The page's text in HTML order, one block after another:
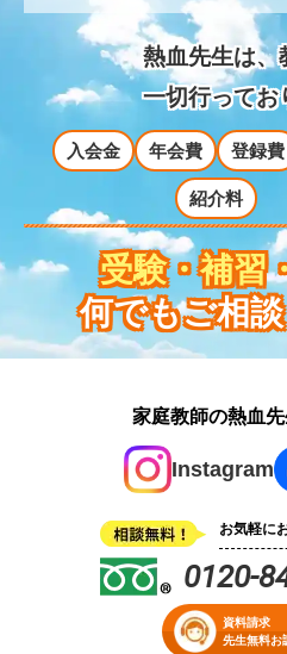
熱血先生は、
一切行ってお
入会金 年会費 登録費
紹介料
受験・補習
何でもご相
家庭教師の熱血
Instagram
お気軽に
0120-
資料請求
先生無料お